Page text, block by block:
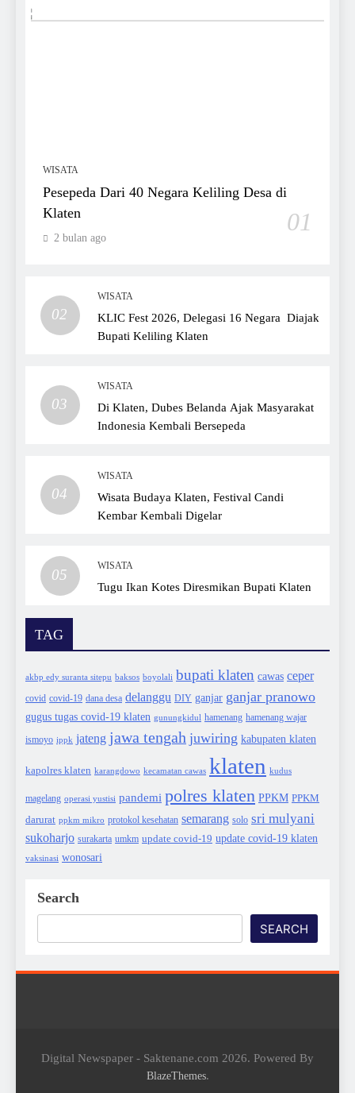
WISATA
Pesepeda Dari 40 Negara Keliling Desa di
Klaten
01
2 bulan ago
02
WISATA
KLIC Fest 2026, Delegasi 16 Negara Diajak
Bupati Keliling Klaten
03
WISATA
Di Klaten, Dubes Belanda Ajak Masyarakat
Indonesia Kembali Bersepeda
04
WISATA
Wisata Budaya Klaten, Festival Candi
Kembar Kembali Digelar
05
WISATA
Tugu Ikan Kotes Diresmikan Bupati Klaten
TAG
akbp edy suranta sitepu baksos boyolali bupati klaten cawas ceper
covid covid-19 dana desa delanggu DIY ganjar ganjar pranowo
gugus tugas covid-19 klaten gunungkidul hamenang hamenang wajar
ismoyo ippk jateng jawa tengah juwiring kabupaten klaten
kapolres klaten karangdowo kecamatan cawas klaten kudus
magelang operasi yustisi pandemi polres klaten PPKM PPKM
darurat ppkm mikro protokol kesehatan semarang solo sri mulyani
sukoharjo surakarta umkm update covid-19 update covid-19 klaten
vaksinasi wonosari
Search
SEARCH
Digital Newspaper - Saktenane.com 2026. Powered By
BlazeThemes.